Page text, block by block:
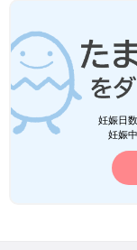
妊娠日
妊娠